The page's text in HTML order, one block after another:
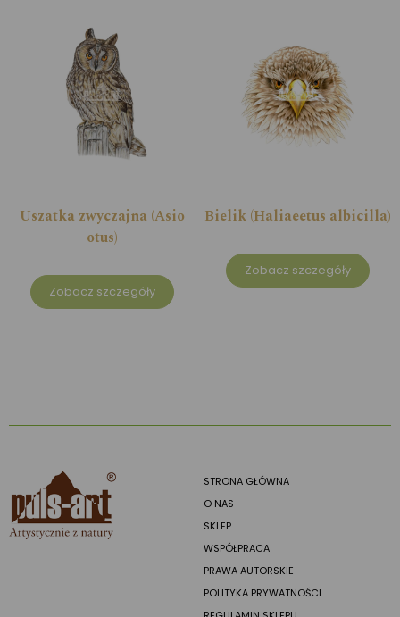
Uszatka zwyczajna (Asio
otus)
Zobacz szczegóły
Bielik (Haliaeetus albicilla)
Zobacz szczegóły
STRONA GŁÓWNA
O NAS
SKLEP
WSPÓŁPRACA
PRAWA AUTORSKIE
POLITYKA PRYWATNOŚCI